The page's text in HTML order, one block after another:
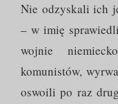
Nie odzyskali ich
– w imię
wojnie
komunistów,
oswoili po raz